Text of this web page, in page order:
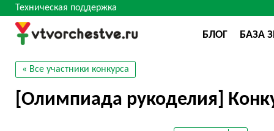
Техническая поддержка
БЛОГ БАЗА
« Все участники конкурса
[Олимпиада рукоделия]